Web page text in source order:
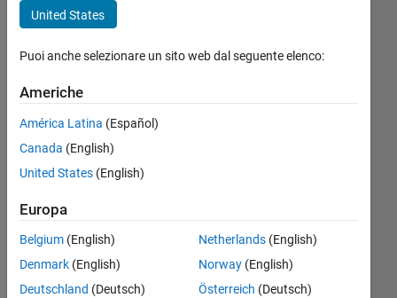
Visual
is not
supported
for ROS
build.
29 Gen
2025
Risposta
United States
Puoi anche selezionare un sito web dal seguente elenco:
Americhe
América Latina (Español)
Canada (English)
United States (English)
Europa
Belgium (English)
Denmark (English)
Deutschland (Deutsch)
Netherlands(English)
Norway(English)
Österreich (Deutsch)